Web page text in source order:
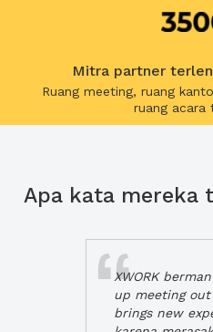
Mitra partner
Ruang meeting, ruang
ruang acara
Apa kata mereka
XWORK
up meeting
brings new